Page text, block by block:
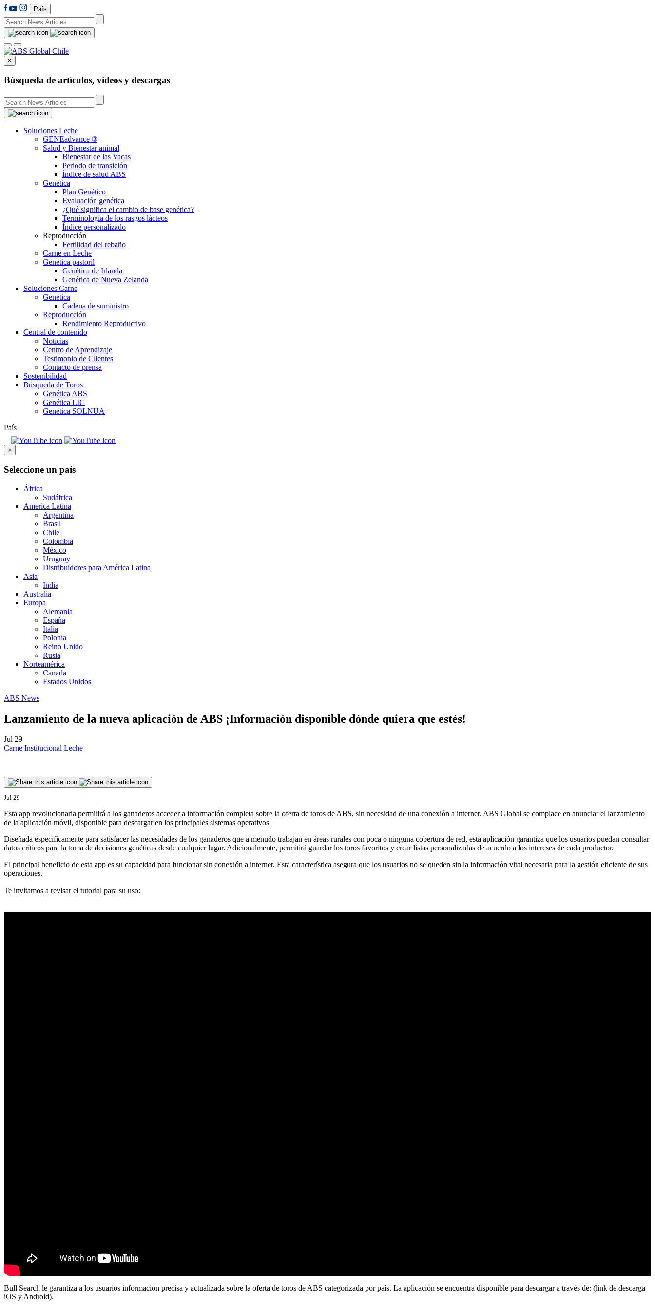
País
×
Búsqueda de artículos, videos y descargas
Soluciones Leche
GENEadvance ®
Salud y Bienestar animal
Bienestar de las Vacas
Periodo de transición
Índice de salud ABS
Genética
Plan Genético
Evaluación genética
¿Qué significa el cambio de base genética?
Terminología de los rasgos lácteos
Índice personalizado
Reproducción
Fertilidad del rebaño
Carne en Leche
Genética pastoril
Genética de Irlanda
Genética de Nueva Zelanda
Soluciones Carne
Genética
Cadena de suministro
Reproducción
Rendimiento Reproductivo
Central de contenido
Noticias
Centro de Aprendizaje
Testimonio de Clientes
Contacto de prensa
Sostenibilidad
Búsqueda de Toros
Genética ABS
Genética LIC
Genética SOLNUA
País
×
Seleccione un país
África
Sudáfrica
America Latina
Argentina
Brasil
Chile
Colombia
México
Uruguay
Distribuidores para América Latina
Asia
India
Australia
Europa
Alemania
España
Italia
Polonia
Reino Unido
Rusia
Norteamérica
Canada
Estados Unidos
ABS News
Lanzamiento de la nueva aplicación de ABS ¡Información disponible dónde quiera que estés!
Jul 29
Carne Institucional Leche
Jul 29
Esta app revolucionaria permitirá a los ganaderos acceder a información completa sobre la oferta de toros de ABS, sin necesidad de una conexión a internet. ABS Global se complace en anunciar el lanzamiento
de la aplicación móvil, disponible para descargar en los principales sistemas operativos.
Diseñada específicamente para satisfacer las necesidades de los ganaderos que a menudo trabajan en áreas rurales con poca o ninguna cobertura de red, esta aplicación garantiza que los usuarios puedan consultar
datos críticos para la toma de decisiones genéticas desde cualquier lugar. Adicionalmente, permitirá guardar los toros favoritos y crear listas personalizadas de acuerdo a los intereses de cada productor.
El principal beneficio de esta app es su capacidad para funcionar sin conexión a internet. Esta característica asegura que los usuarios no se queden sin la información vital necesaria para la gestión eficiente de sus
operaciones.
Te invitamos a revisar el tutorial para su uso:
Bull Search le garantiza a los usuarios información precisa y actualizada sobre la oferta de toros de ABS categorizada por país. La aplicación se encuentra disponible para descargar a través de: (link de descarga
iOS y Android).